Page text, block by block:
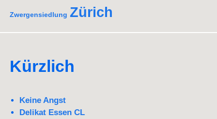
Zwergensiedlung Zürich
Kürzlich
Keine Angst
Delikat Essen CL